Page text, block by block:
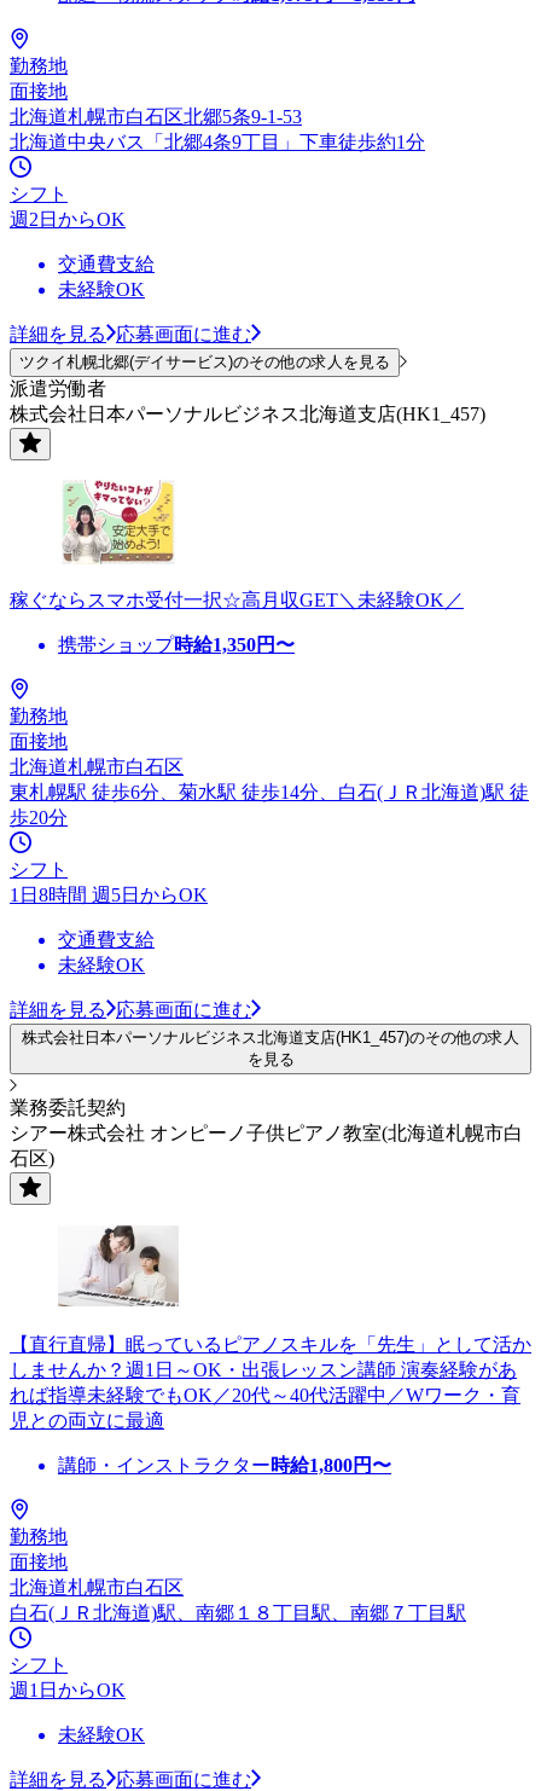
勤務地
面接地
北海道札幌市白石区北郷5条9-1-53
北海道中央バス「北郷4条9丁目」下車徒歩約1分
シフト
週2日からOK
交通費支給
未経験OK
詳細を見る 応募画面に進む
ツクイ札幌北郷(デイサービス)のその他の求人を見る
派遣労働者
株式会社日本パーソナルビジネス北海道支店(HK1_457)
稼ぐならスマホ受付一択☆高月収GET＼未経験OK／
携帯ショップ時給1,350円〜
勤務地
面接地
北海道札幌市白石区
東札幌駅 徒歩6分、菊水駅 徒歩14分、白石(ＪＲ北海道)駅 徒
歩20分
シフト
1日8時間 週5日からOK
交通費支給
未経験OK
詳細を見る 応募画面に進む
株式会社日本パーソナルビジネス北海道支店(HK1_457)のその他の求人
を見る
業務委託契約
シアー株式会社 オンピーノ子供ピアノ教室(北海道札幌市白
石区)
【直行直帰】眠っているピアノスキルを「先生」として活か
しませんか？週1日～OK・出張レッスン講師 演奏経験があ
れば指導未経験でもOK／20代～40代活躍中／Wワーク・育
児との両立に最適
講師・インストラクター時給1,800円〜
勤務地
面接地
北海道札幌市白石区
白石(ＪＲ北海道)駅、南郷１８丁目駅、南郷７丁目駅
シフト
週1日からOK
未経験OK
詳細を見る
応募画面に進む